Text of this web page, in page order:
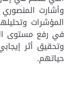
وأشارت
المؤشرات
في رفع مستوى
وتحقيق أثر
حياتهم.